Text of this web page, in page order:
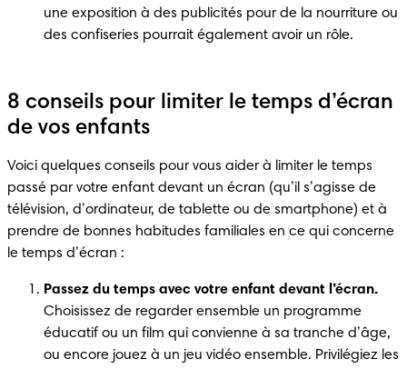
une exposition à des publicités pour de la nourriture ou
des confiseries pourrait également avoir un rôle.
8 conseils pour limiter le temps d’écran
de vos enfants
Voici quelques conseils pour vous aider à limiter le temps
passé par votre enfant devant un écran (qu’il s’agisse de
télévision, d’ordinateur, de tablette ou de smartphone) et à
prendre de bonnes habitudes familiales en ce qui concerne
le temps d’écran :
Passez du temps avec votre enfant devant l’écran.
Choisissez de regarder ensemble un programme
éducatif ou un film qui convienne à sa tranche d’âge,
ou encore jouez à un jeu vidéo ensemble. Privilégiez les